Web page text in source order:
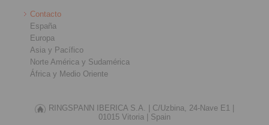
Contacto
España
Europa
Asia y Pacífico
Norte América y Sudamérica
África y Medio Oriente
RINGSPANN IBERICA S.A. |
C/Uzbina, 24-Nave E1 |
01015 Vitoria |
Spain